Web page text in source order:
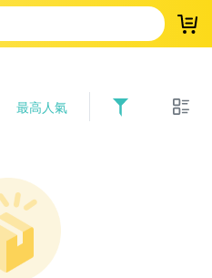
登
最高人氣